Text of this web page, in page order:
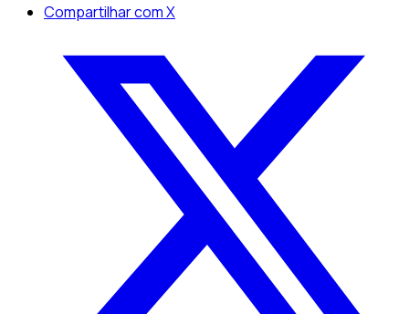
Compartilhar com X